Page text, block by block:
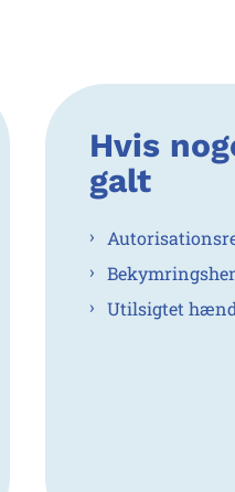
Hvis
galt
Utilsigtet